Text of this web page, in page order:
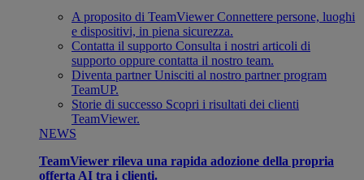
A proposito di TeamViewer Connettere persone, luoghi
e dispositivi, in piena sicurezza.
Contatta il supporto Consulta i nostri articoli di
supporto oppure contatta il nostro team.
Diventa partner Unisciti al nostro partner program
TeamUP.
Storie di successo Scopri i risultati dei clienti
TeamViewer.
NEWS
TeamViewer rileva una rapida adozione della propria
offerta AI tra i clienti.